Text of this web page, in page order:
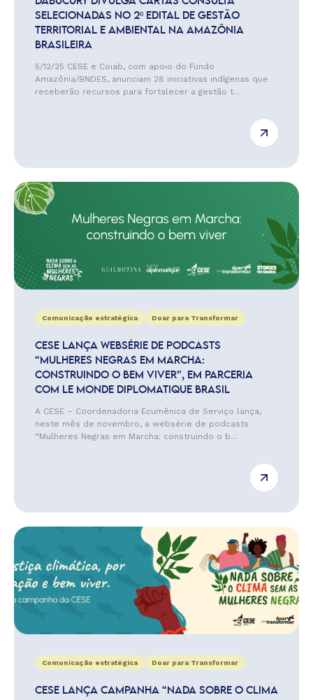
SELECIONADAS NO 2º EDITAL DE GESTÃO
TERRITORIAL E AMBIENTAL NA AMAZÔNIA
BRASILEIRA
5/12/25 CESE e Coiab, com apoio do Fundo
Amazônia/BNDES, anunciam 28 iniciativas indígenas que
receberão recursos para fortalecer a gestão t...
Comunicação estratégica Doar para Transformar
CESE LANÇA WEBSÉRIE DE PODCASTS
“MULHERES NEGRAS EM MARCHA:
CONSTRUINDO O BEM VIVER”, EM PARCERIA
COM LE MONDE DIPLOMATIQUE BRASIL
A CESE – Coordenadoria Ecumênica de Serviço lança,
neste mês de novembro, a websérie de podcasts
“Mulheres Negras em Marcha: construindo o b...
Comunicação estratégica Doar para Transformar
CESE LANÇA CAMPANHA “NADA SOBRE O CLIMA